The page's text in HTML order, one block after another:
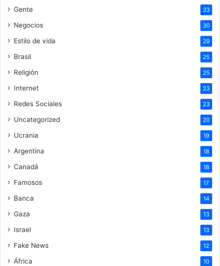
Gente 33
Negocios 30
Estilo de vida 29
Brasil 25
Religión 25
Internet 23
Redes Sociales 23
Uncategorized 20
Ucrania 19
Argentina 18
Canadá 18
Famosos 17
Banca 14
Gaza 13
Israel 13
Fake News 12
África 10